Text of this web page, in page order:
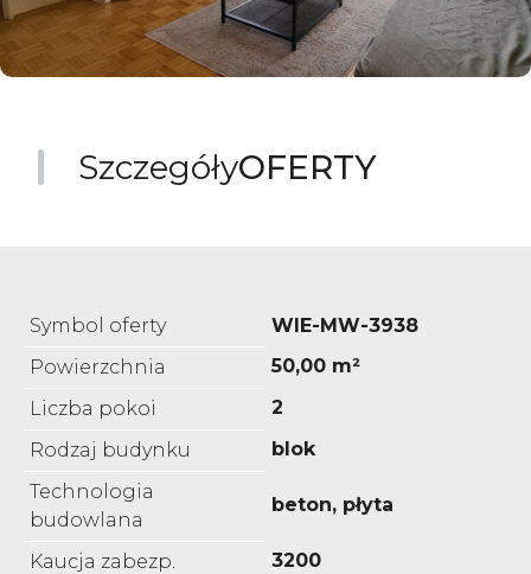
SzczegółyOFERTY
Symbol oferty
WIE-MW-3938
Powierzchnia
50,00 m²
Liczba pokoi
2
Rodzaj budynku
blok
Technologia
budowlana
beton, płyta
Kaucja zabezp.
3200